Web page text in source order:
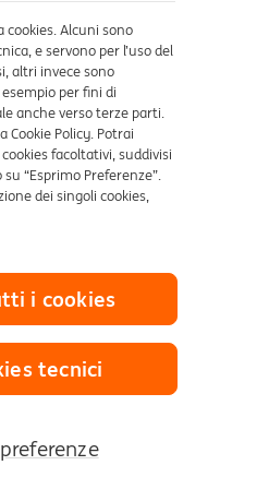
controversie
cookies. Alcuni sono
e servono per l’uso del
altri invece sono
per fini di
anche verso terze parti.
Cookie Policy. Potrai
facoltativi, suddivisi
“Esprimo Preferenze”.
dei singoli cookies,
tecnici
i cookies